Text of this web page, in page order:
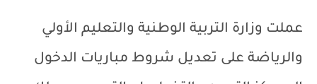
عملت وزارة التربية الوطنية والتعليم الأولي
والرياضة على تعديل شروط مباريات الدخول